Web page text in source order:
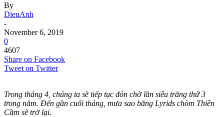
By
DieuAnh
-
November 6, 2019
0
4607
Share on Facebook
Tweet on Twitter
Trong tháng 4, chúng ta sẽ tiếp tục đón chờ lần siêu trăng thứ 3
trong năm. Đến gần cuối tháng, mưa sao băng Lyrids chòm Thiên
Cầm sẽ trở lại.